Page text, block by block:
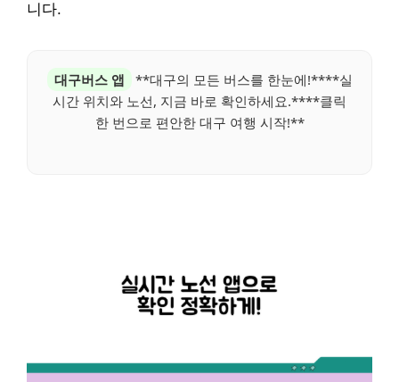
니다.
대구버스 앱
**대구의 모든 버스를 한눈에!****실
시간 위치와 노선, 지금 바로 확인하세요.****클릭
한 번으로 편안한 대구 여행 시작!**